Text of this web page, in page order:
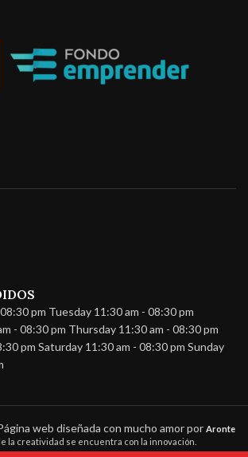
pm Tuesday 11:30 am - 08:30 pm
- 08:30 pm Thursday 11:30 am - 08:30 pm
pm Saturday 11:30 am - 08:30 pm Sunday
web diseñada con mucho amor por Aronte
la creatividad se encuentra con la innovación.